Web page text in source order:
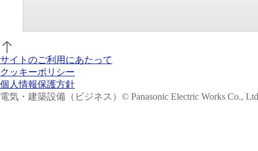
サイトのご利用にあたって
クッキーポリシー
個人情報保護方針
電気・建築設備（ビジネス） © Panasonic Electric Works Co.,